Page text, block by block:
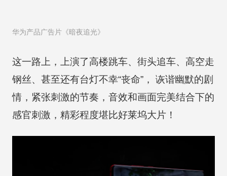
华为产品广告片《暗夜追光》
这一路上，上演了高楼跳车、街头追车、高空走
钢丝、甚至还有台灯不幸“丧命”， 诙谐幽默的剧
情，紧张刺激的节奏，音效和画面完美结合下的
感官刺激，精彩程度堪比好莱坞大片！